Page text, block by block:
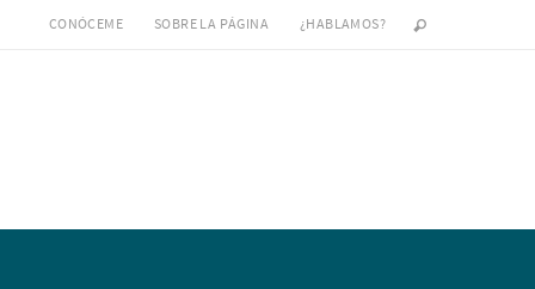
CONÓCEME SOBRE LA PÁGINA ¿HABLAMOS?